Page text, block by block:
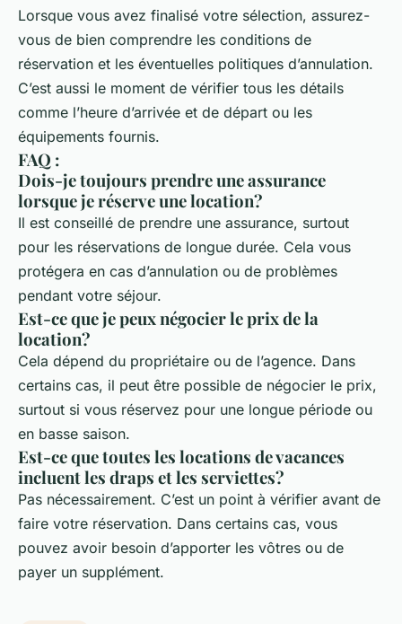
Lorsque vous avez finalisé votre sélection, assurez-
vous de bien comprendre les conditions de
réservation et les éventuelles politiques d’annulation.
C’est aussi le moment de vérifier tous les détails
comme l’heure d’arrivée et de départ ou les
équipements fournis.
FAQ :
Dois-je toujours prendre une assurance
lorsque je réserve une location?
Il est conseillé de prendre une assurance, surtout
pour les réservations de longue durée. Cela vous
protégera en cas d’annulation ou de problèmes
pendant votre séjour.
Est-ce que je peux négocier le prix de la
location?
Cela dépend du propriétaire ou de l’agence. Dans
certains cas, il peut être possible de négocier le prix,
surtout si vous réservez pour une longue période ou
en basse saison.
Est-ce que toutes les locations de vacances
incluent les draps et les serviettes?
Pas nécessairement. C’est un point à vérifier avant de
faire votre réservation. Dans certains cas, vous
pouvez avoir besoin d’apporter les vôtres ou de
payer un supplément.